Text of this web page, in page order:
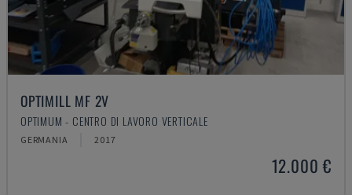
OPTIMILL MF 2V
OPTIMUM - CENTRO DI LAVORO VERTICALE
GERMANIA 2017
12.000 €